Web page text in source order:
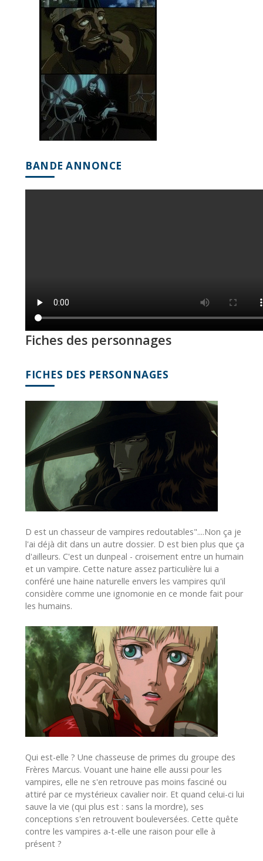
BANDE ANNONCE
Fiches des personnages
FICHES DES PERSONNAGES
D est un chasseur de vampires redoutables"....Non ça je
l'ai déjà dit dans un autre dossier. D est bien plus que ça
d'ailleurs. C'est un dunpeal - croisement entre un humain
et un vampire. Cette nature assez particulière lui a
conféré une haine naturelle envers les vampires qu'il
considère comme une ignomonie en ce monde fait pour
les humains.
Qui est-elle ? Une chasseuse de primes du groupe des
Frères Marcus. Vouant une haine elle aussi pour les
vampires, elle ne s'en retrouve pas moins fasciné ou
attiré par ce mystérieux cavalier noir. Et quand celui-ci lui
sauve la vie (qui plus est : sans la mordre), ses
conceptions s'en retrouvent bouleversées. Cette quête
contre les vampires a-t-elle une raison pour elle à
présent ?